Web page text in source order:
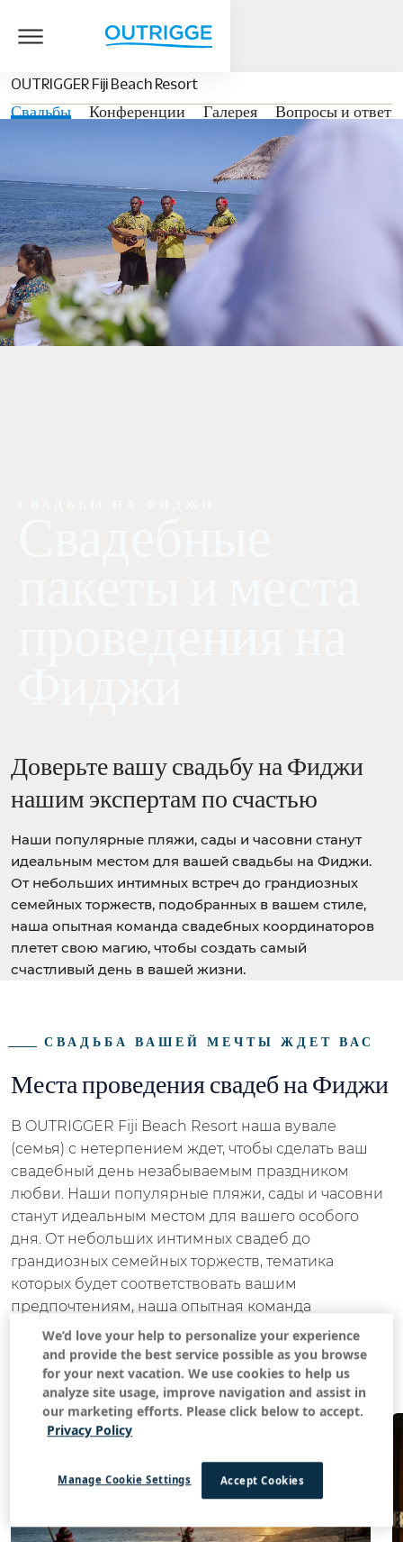
OUTRIGGER Fiji Beach Resort
Свадьбы
Конференции Галерея Вопросы и ответы
Доверьте вашу свадьбу на Фиджи
нашим экспертам по счастью
Наши популярные пляжи, сады и часовни станут
идеальным местом для вашей свадьбы на Фиджи.
От небольших интимных встреч до грандиозных
семейных торжеств, подобранных в вашем стиле,
наша опытная команда свадебных координаторов
плетет свою магию, чтобы создать самый
счастливый день в вашей жизни.
СВАДЬБА ВАШЕЙ МЕЧТЫ ЖДЕТ ВАС
Места проведения свадеб на Фиджи
В OUTRIGGER Fiji Beach Resort наша вувале
(семья) с нетерпением ждет, чтобы сделать ваш
свадебный день незабываемым праздником
любви. Наши популярные пляжи, сады и часовни
станут идеальным местом для вашего особого
дня. От небольших интимных свадеб до
грандиозных семейных торжеств, тематика
которых будет соответствовать вашим
предпочтениям, наша опытная команда
свадебных координаторов плетет свою магию,
чтобы создать самый счастливый день в вашей
жизни.
We’d love your help to personalize your experience
and provide the best service possible as you browse
for your next vacation. We use cookies to help us
analyze site usage, improve navigation and assist in
our marketing efforts. Please click below to accept.
Privacy Policy
Accept Cookies
Manage Cookie Settings